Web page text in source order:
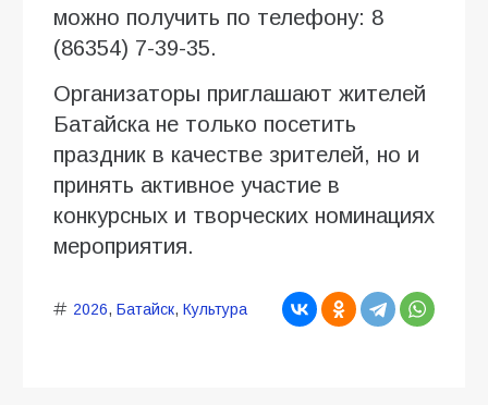
можно получить по телефону: 8
(86354) 7-39-35.
Организаторы приглашают жителей
Батайска не только посетить
праздник в качестве зрителей, но и
принять активное участие в
конкурсных и творческих номинациях
мероприятия.
2026, Батайск, Культура